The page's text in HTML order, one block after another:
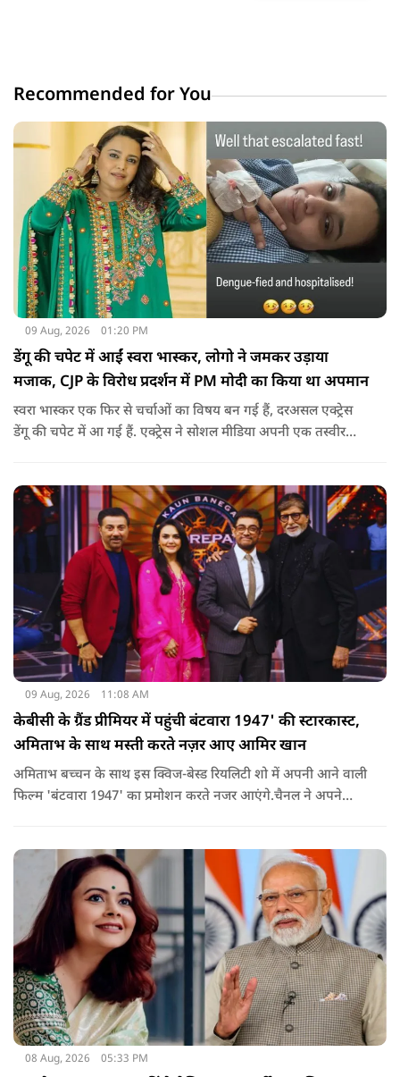
Recommended for You
09 Aug, 2026 01:20 PM
डेंगू की चपेट में आईं स्वरा भास्कर, लोगो ने जमकर उड़ाया
मजाक, CJP के विरोध प्रदर्शन में PM मोदी का किया था अपमान
स्वरा भास्कर एक फिर से चर्चाओं का विषय बन गई हैं, दरअसल एक्ट्रेस
डेंगू की चपेट में आ गई हैं. एक्ट्रेस ने सोशल मीडिया अपनी एक तस्वीर
09 Aug, 2026 11:08 AM
केबीसी के ग्रैंड प्रीमियर में पहुंची बंटवारा 1947' की स्टारकास्ट,
अमिताभ के साथ मस्ती करते नज़र आए आमिर खान
अमिताभ बच्चन के साथ इस क्विज-बेस्ड रियलिटी शो में अपनी आने वाली
फिल्म 'बंटवारा 1947' का प्रमोशन करते नजर आएंगे.चैनल ने अपने
दिख रहे हैं.
08 Aug, 2026 05:33 PM